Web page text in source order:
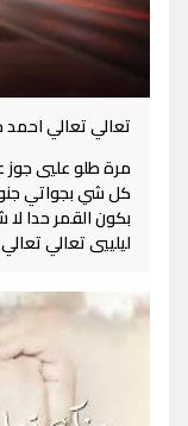
تعالي تعالي
مرة طلو عليي
كل شي بجواتي
بكون القمر حدا لا
ليلييي تعالي